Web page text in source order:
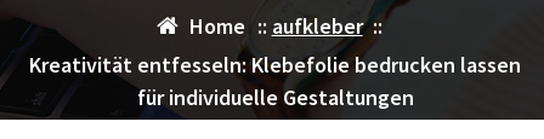
Home :: aufkleber::
Kreativität entfesseln: Klebefolie bedrucken lassen
für individuelle Gestaltungen